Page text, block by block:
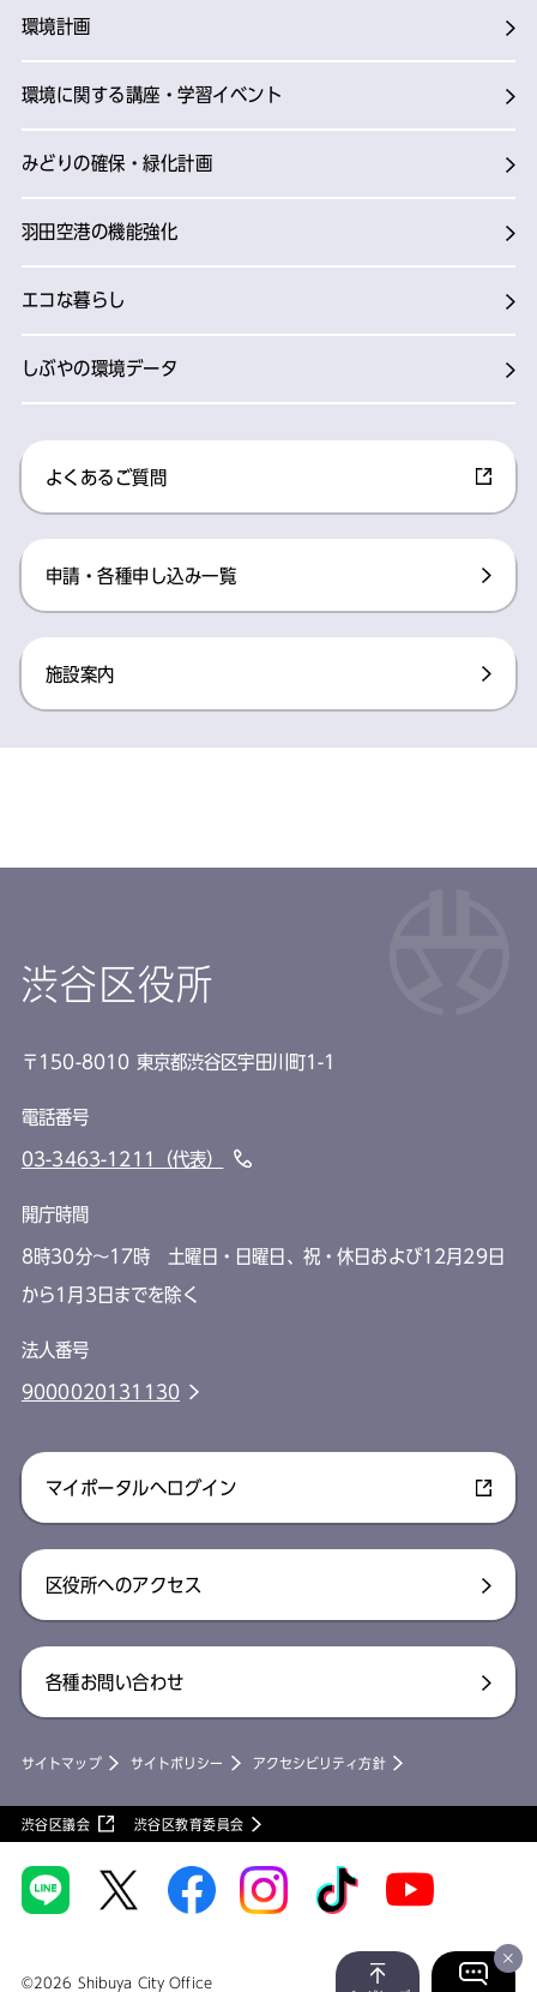
環境計画
環境に関する講座・学習イベント
みどりの確保・緑化計画
羽田空港の機能強化
エコな暮らし
しぶやの環境データ
よくあるご質問
申請・各種申し込み一覧
施設案内
渋谷区役所
〒150-8010 東京都渋谷区宇田川町1-1
電話番号
03-3463-1211（代表）
開庁時間
8時30分～17時 土曜日・日曜日、祝・休日および12月29日
から1月3日までを除く
法人番号
9000020131130
マイポータルへログイン
区役所へのアクセス
各種お問い合わせ
サイトマップ サイトポリシー アクセシビリティ方針
渋谷区議会 渋谷区教育委員会
©2026 Shibuya City Office